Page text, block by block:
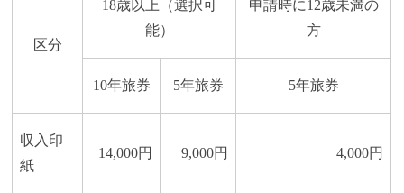
区分
18歳以上（選択可
能）
申請時に12歳未満の
方
10年旅券 5年旅券 5年旅券
収入印
紙
14,000円 9,000円 4,000円